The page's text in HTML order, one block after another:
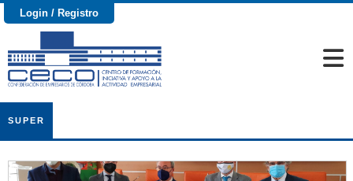
Login / Registro
SUPER